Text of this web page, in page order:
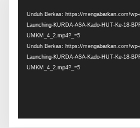
Unduh Berkas: https://mengabarkan.com/
Launching-KURDA-ASA-Kado-HUT-Ke-18-
UMKM_4_2.mp4?_=5
Unduh Berkas: https://mengabarkan.com/
Launching-KURDA-ASA-Kado-HUT-Ke-18-
UMKM_4_2.mp4?_=5